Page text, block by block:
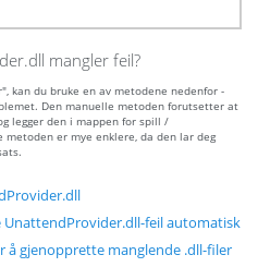
mangler feil?
kan du bruke en av metodene nedenfor -
Den manuelle metoden forutsetter at
legger den i mappen for spill /
er mye enklere, da den lar deg
UnattendProvider.dll-feil automatisk
å gjenopprette manglende .dll-filer